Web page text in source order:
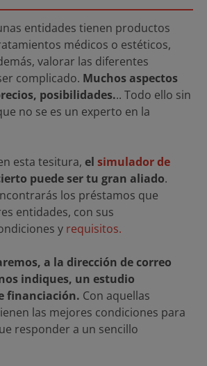
entidades tienen productos
médicos o estéticos,
valorar las diferentes
complicado. Muchos aspectos
posibilidades... Todo ello sin
no se es un experto en la
esta tesitura, el simulador de
puede ser tu gran aliado.
los préstamos que
entidades, con sus
y requisitos.
a la dirección de correo
indiques, un estudio
financiación. Con aquellas
las mejores condiciones para
responder a un sencillo